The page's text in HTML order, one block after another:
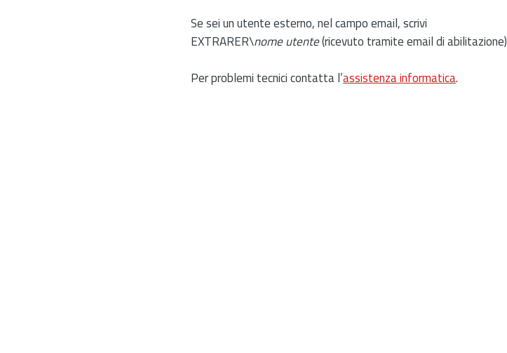
Se sei un utente esterno, nel campo email, scrivi
EXTRARER\nome utente(ricevuto tramite email di abilitazione)
Per problemi tecnici contatta l’assistenza informatica.